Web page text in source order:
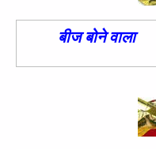
बीज बोने वाला